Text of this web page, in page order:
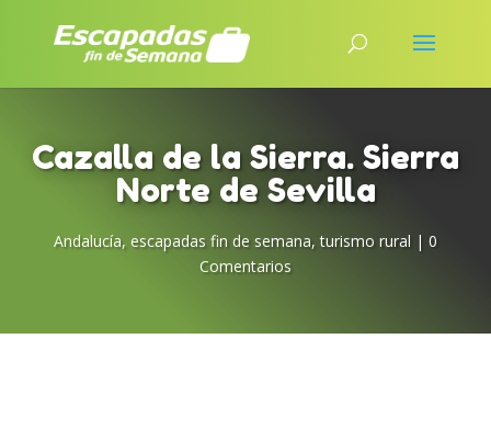
Cazalla de la Sierra. Sierra
Norte de Sevilla
Andalucía, escapadas fin de semana,turismo rural | 0
Comentarios